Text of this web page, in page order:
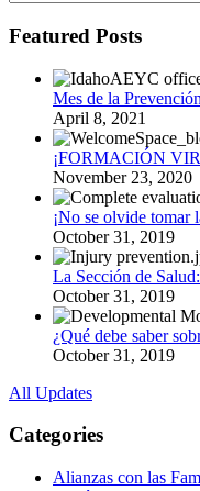
Featured Posts
Mes de la
April 8, 2021
¡FORMACIÓN
November 23, 2020
¡No se olvide tomar
October 31, 2019
La Sección de
October 31, 2019
¿Qué debe saber
October 31, 2019
All Updates
Categories
Alianzas con las